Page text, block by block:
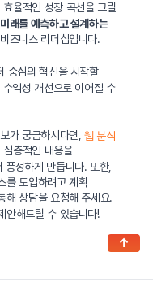
율적인 성장 곡선을 그릴
미래를 예측하고 설계하는
즈니스 리더십입니다.
중심의 혁신을 시작할
익성 개선으로 이어질 수
가 궁금하시다면,웹 분석
층적인 내용을
풍성하게 만듭니다. 또한,
를 도입하려고 계획
해 상담을 요청해 주세요.
안해드릴 수 있습니다!
↑